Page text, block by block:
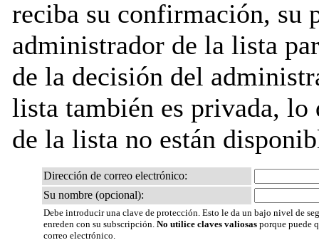
reciba su confirmación, su
administrador de la lista
de la decisión del
lista también es privada,
de la lista no están
Dirección de correo electrónico:
Su nombre (opcional):
Debe introducir una clave de protección. Esto le da un bajo nivel de
enreden con su subscripción. No utilice claves valiosas porque puede
correo electrónico.